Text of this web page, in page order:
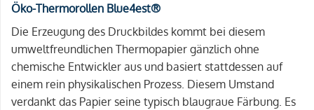
Öko-Thermorollen Blue4est®
Die Erzeugung des Druckbildes kommt bei diesem
umweltfreundlichen Thermopapier gänzlich ohne
chemische Entwickler aus und basiert stattdessen auf
einem rein physikalischen Prozess. Diesem Umstand
verdankt das Papier seine typisch blaugraue Färbung. Es